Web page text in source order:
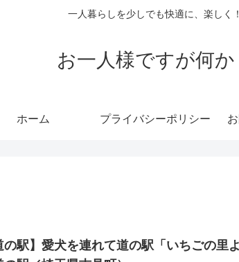
一人暮らしを少しでも快適に、楽しく！
お一人様ですが何か
ホーム プライバシーポリシー
の駅】愛犬を連れて道の駅「いちごの里よ